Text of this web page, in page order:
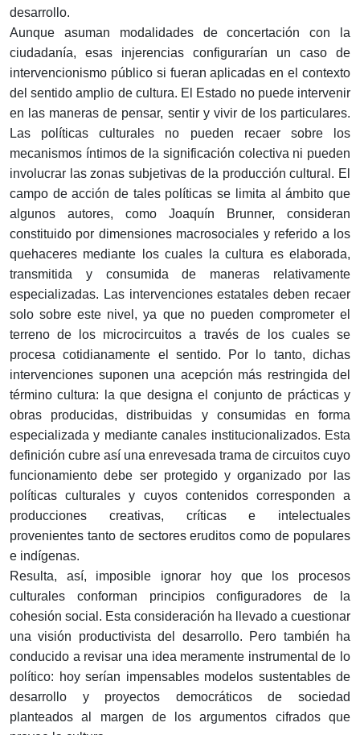
desarrollo.
Aunque asuman modalidades de concertación con la
ciudadanía, esas injerencias configurarían un caso de
intervencionismo público si fueran aplicadas en el contexto
del sentido amplio de cultura. El Estado no puede intervenir
en las maneras de pensar, sentir y vivir de los particulares.
Las políticas culturales no pueden recaer sobre los
mecanismos íntimos de la significación colectiva ni pueden
involucrar las zonas subjetivas de la producción cultural. El
campo de acción de tales políticas se limita al ámbito que
algunos autores, como Joaquín Brunner, consideran
constituido por dimensiones macrosociales y referido a los
quehaceres mediante los cuales la cultura es elaborada,
transmitida y consumida de maneras relativamente
especializadas. Las intervenciones estatales deben recaer
solo sobre este nivel, ya que no pueden comprometer el
terreno de los microcircuitos a través de los cuales se
procesa cotidianamente el sentido. Por lo tanto, dichas
intervenciones suponen una acepción más restringida del
término cultura: la que designa el conjunto de prácticas y
obras producidas, distribuidas y consumidas en forma
especializada y mediante canales institucionalizados. Esta
definición cubre así una enrevesada trama de circuitos cuyo
funcionamiento debe ser protegido y organizado por las
políticas culturales y cuyos contenidos corresponden a
producciones creativas, críticas e intelectuales
provenientes tanto de sectores eruditos como de populares
e indígenas.
Resulta, así, imposible ignorar hoy que los procesos
culturales conforman principios configuradores de la
cohesión social. Esta consideración ha llevado a cuestionar
una visión productivista del desarrollo. Pero también ha
conducido a revisar una idea meramente instrumental de lo
político: hoy serían impensables modelos sustentables de
desarrollo y proyectos democráticos de sociedad
planteados al margen de los argumentos cifrados que